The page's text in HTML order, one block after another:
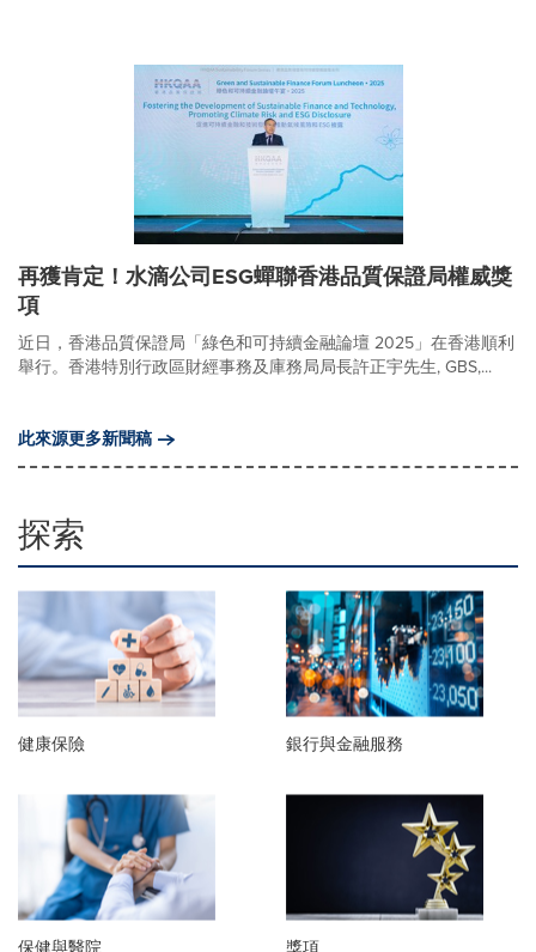
再獲肯定！水滴公司ESG蟬聯香港品質保證局權威獎
項
近日，香港品質保證局「綠色和可持續金融論壇 2025」在香港順利
舉行。香港特別行政區財經事務及庫務局局長許正宇先生, GBS,...
此來源更多新聞稿
探索
健康保險 銀行與金融服務